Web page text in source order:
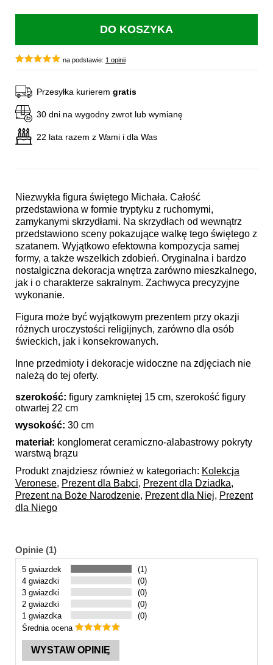
Niezwykła figura świętego Michała. Całość
przedstawiona w formie tryptyku z ruchomymi,
zamykanymi skrzydłami. Na skrzydłach od wewnątrz
przedstawiono sceny pokazujące walkę tego świętego z
szatanem. Wyjątkowo efektowna kompozycja samej
formy, a także wszelkich zdobień. Oryginalna i bardzo
nostalgiczna dekoracja wnętrza zarówno mieszkalnego,
jak i o charakterze sakralnym. Zachwyca precyzyjne
wykonanie.
Figura może być wyjątkowym prezentem przy okazji
różnych uroczystości religijnych, zarówno dla osób
świeckich, jak i konsekrowanych.
Inne przedmioty i dekoracje widoczne na zdjęciach nie
należą do tej oferty.
szerokość: figury zamkniętej 15 cm, szerokość figury
otwartej 22 cm
wysokość: 30 cm
materiał: konglomerat ceramiczno-alabastrowy pokryty
warstwą brązu
Produkt znajdziesz również w kategoriach: Kolekcja
Veronese, Prezent dla Babci, Prezent dla Dziadka,
Prezent na Boże Narodzenie, Prezent dla Niej, Prezent
dla Niego
na podstawie: 1 opinii
Przesyłka kurierem gratis
30 dni na wygodny zwrot lub wymianę
22 lata razem z Wami i dla Was
Opinie (1)
5 gwiazdek
(1)
4 gwiazdki
(0)
3 gwiazdki
(0)
2 gwiazdki
(0)
1 gwiazdka
(0)
Średnia ocena
WYSTAW OPINIĘ